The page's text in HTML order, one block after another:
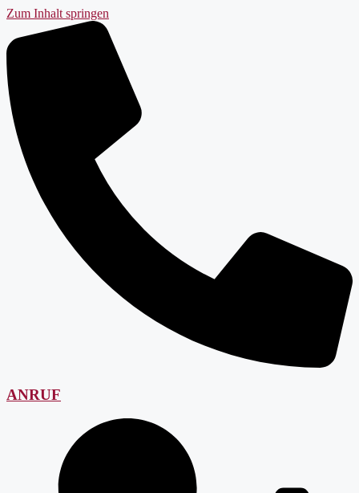
Zum Inhalt springen
ANRUF